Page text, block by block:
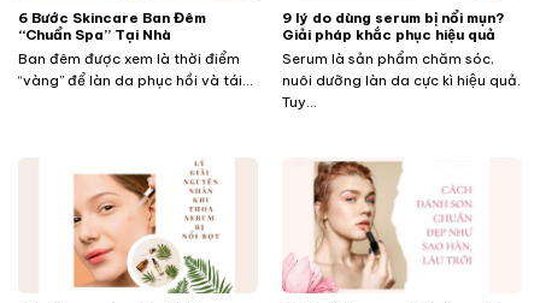
​​​​​​6 Bước Skincare Ban Đêm
“Chuẩn Spa” Tại Nhà
Ban đêm được xem là thời điểm
“vàng” để làn da phục hồi và tái...
9 lý do dùng serum bị nổi mụn?
Giải pháp khắc phục hiệu quả
Serum là sản phẩm chăm sóc,
nuôi dưỡng làn da cực kì hiệu quả.
Tuy...